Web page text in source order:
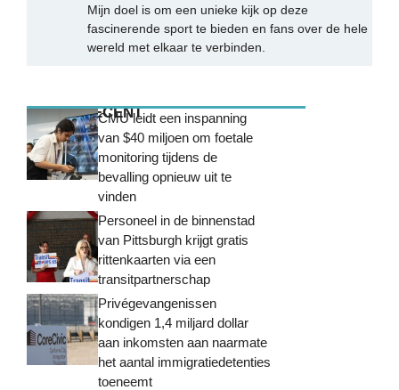
Mijn doel is om een unieke kijk op deze
fascinerende sport te bieden en fans over de hele
wereld met elkaar te verbinden.
MEEST RECENTCMU leidt een inspanning
van $40 miljoen om foetale
monitoring tijdens de
bevalling opnieuw uit te
vinden
Personeel in de binnenstad
van Pittsburgh krijgt gratis
rittenkaarten via een
transitpartnerschap
Privégevangenissen
kondigen 1,4 miljard dollar
aan inkomsten aan naarmate
het aantal immigratiedetenties
toeneemt